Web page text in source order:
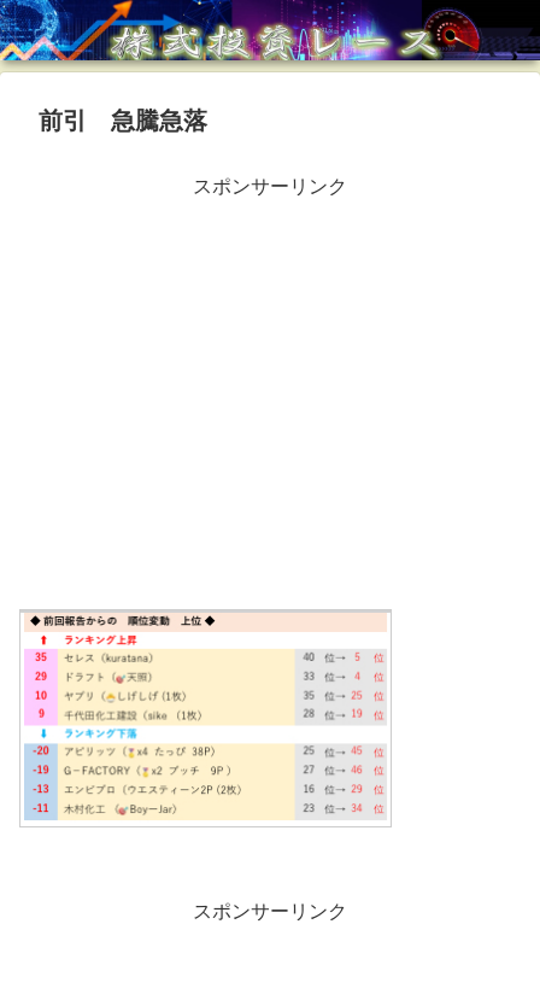
前引 急騰急落
スポンサーリンク
スポンサーリンク